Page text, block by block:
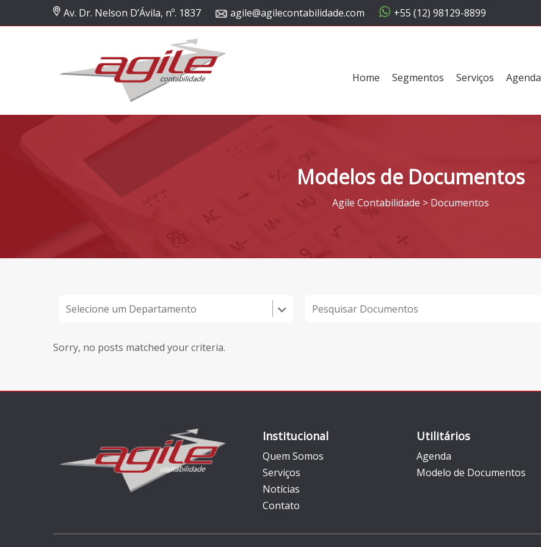
Av. Dr. Nelson D’Ávila, nº. 1837 agile@agilecontabilidade.com +55 (12) 98129-8899
Home Segmentos Serviços Agenda
Modelos de Documentos
Agile Contabilidade > Documentos
Sorry, no posts matched your criteria.
Institucional
Quem Somos
Serviços
Notícias
Contato
Utilitários
Agenda
Modelo de Documentos